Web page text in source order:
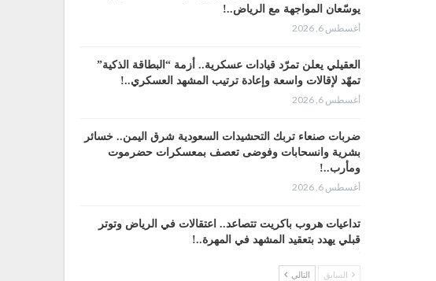
يوسّعان المواجهة مع الرياض..!
أغسطس 6, 2026
العقيلي يعلن تمرّد قيادات عسكرية.. أزمة “البطاقة الذكية”
تمهّد لإقالات واسعة وإعادة ترتيب المشهد العسكري..!
أغسطس 6, 2026
ضربات صنعاء تربك التحشيدات السعودية شرق اليمن.. خسائر
بشرية وانسحابات وفوضى تعصف بمعسكرات حضرموت
ومأرب..!
أغسطس 6, 2026
تداعيات هروب باكريت تتصاعد.. اعتقالات في الرياض وتوتر
قبلي يهدد بتعقيد المشهد في المهرة..!
السابق التالي